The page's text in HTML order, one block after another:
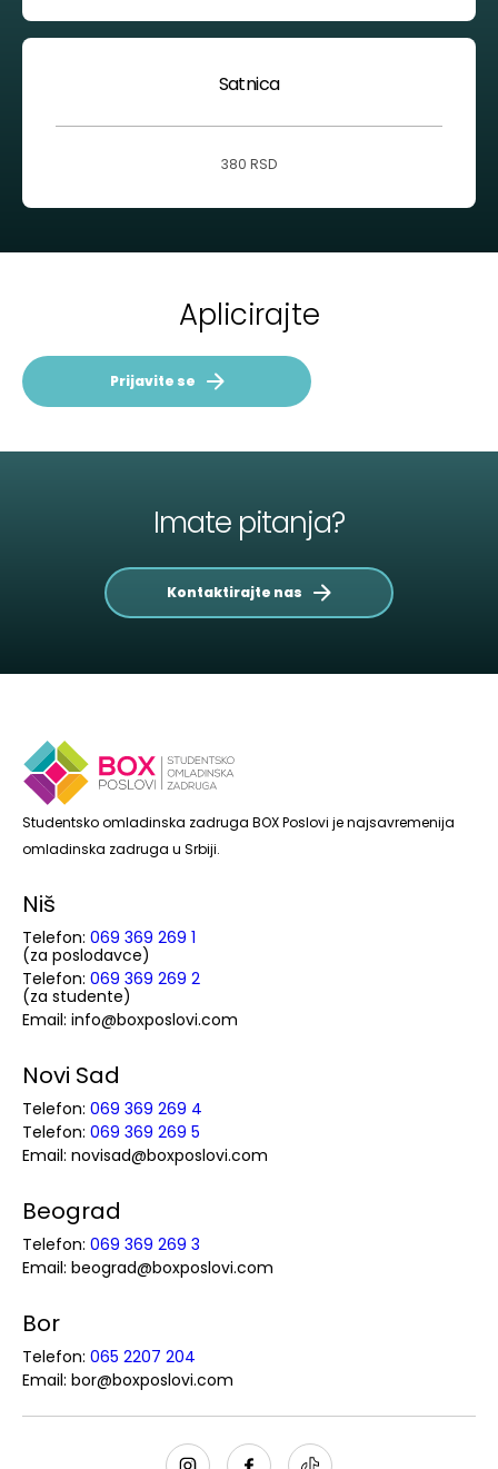
Satnica
380 RSD
Aplicirajte
Prijavite se
Imate pitanja?
Kontaktirajte nas
Studentsko omladinska zadruga BOX Poslovi je najsavremenija
omladinska zadruga u Srbiji.
Niš
Telefon: 069 369 269 1
(za poslodavce)
Telefon: 069 369 269 2
(za studente)
Email: info@boxposlovi.com
Novi Sad
Telefon: 069 369 269 4
Telefon: 069 369 269 5
Email: novisad@boxposlovi.com
Beograd
Telefon: 069 369 269 3
Email: beograd@boxposlovi.com
Bor
Telefon: 065 2207 204
Email: bor@boxposlovi.com